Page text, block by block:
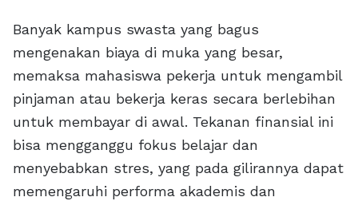
Banyak kampus swasta yang bagus
mengenakan biaya di muka yang besar,
memaksa mahasiswa pekerja untuk mengambil
pinjaman atau bekerja keras secara berlebihan
untuk membayar di awal. Tekanan finansial ini
bisa mengganggu fokus belajar dan
menyebabkan stres, yang pada gilirannya dapat
memengaruhi performa akademis dan